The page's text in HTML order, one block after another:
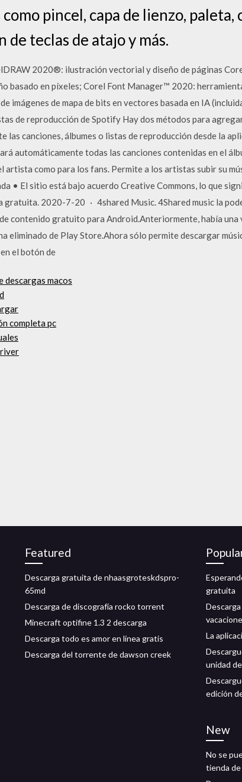
pincel, capa de lienzo, paleta,
teclas de atajo y más.
2020®: ilustración vectorial y diseño de páginas
basado en píxeles; Corel Font Manager™ 2020:
imágenes de mapa de bits en vectores basada en IA
de reproducción de Spotify Hay dos métodos para
canciones, álbumes o listas de reproducción desde la
automáticamente todas las canciones contenidas en el
artista como para los fans. Permite a los artistas subir su
• El sitio está bajo acuerdo Creative Commons, lo que
gratuita. 2020-7-20 · 4shared Music. 4Shared music la
contenido gratuito para Android.Anteriormente, había una
eliminado de Play Store.Ahora sólo permite descargar
el botón de
descargas macos
completa pc
Featured
Descarga gratuita de nhaasgroteskdspro-
65md
Descarga de discografía rocko torrent
Minecraft optifine 1.3 2 descarga
Descarga todo es amor en línea gratis
Descarga del torrente de dawson creek
gratuita
La
unidad
edición
New
No se
tienda